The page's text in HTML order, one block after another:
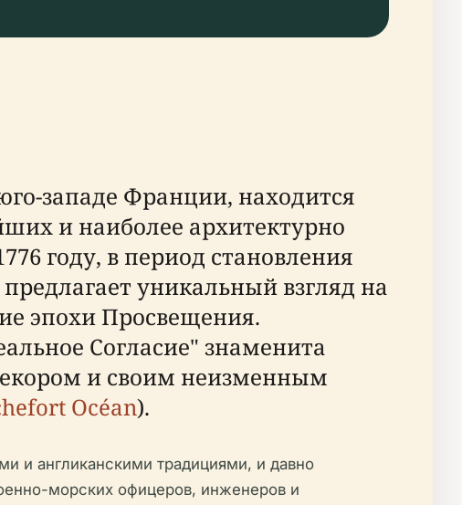
западе Франции, находится
и наиболее архитектурно
году, в период становления
уникальный взгляд на
эпохи Просвещения.
Согласие" знаменита
и своим неизменным
Océan).
и англиканскими традициями, и давно
морских офицеров, инженеров и